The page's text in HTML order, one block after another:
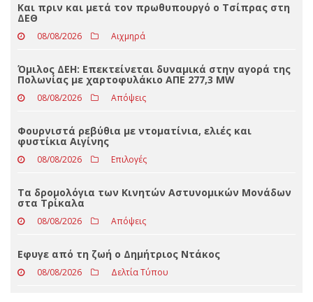
ΤΕΛΕΥΤΑΊΑ ΝΈΑ
Και πριν και μετά τον πρωθυπουργό ο Τσίπρας στη
ΔΕΘ
08/08/2026 Αιχμηρά
Όμιλος ΔΕΗ: Επεκτείνεται δυναμικά στην αγορά της
Πολωνίας με χαρτοφυλάκιο ΑΠΕ 277,3 MW
08/08/2026 Απόψεις
Φουρνιστά ρεβύθια με ντοματίνια, ελιές και
φυστίκια Αιγίνης
08/08/2026 Επιλογές
Τα δρομολόγια των Κινητών Αστυνομικών Μονάδων
στα Τρίκαλα